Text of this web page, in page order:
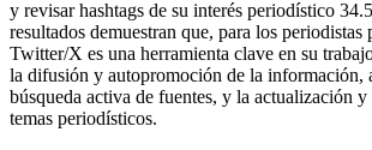
y revisar hashtags de su interés periodístico
resultados demuestran que, para los periodistas
Twitter/X es una herramienta clave en su
la difusión y autopromoción de la información,
búsqueda activa de fuentes, y la actualización
temas periodísticos.